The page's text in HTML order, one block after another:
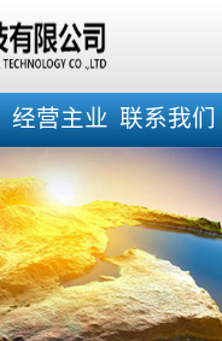
经营主业 联系我们